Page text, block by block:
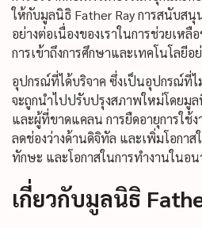
ให้กับมูลนิธิ Father Ray การสนับส
อย่างต่อเนื่องของเราในการช่วยเห
การเข้าถึงการศึกษาและเทคโนโลยีอ
อุปกรณ์ที่ได้บริจาค ซึ่งเป็นอุปกรณ์ที่ไ
จะถูกนำไปปรับปรุงสภาพใหม่โดยมู
และผู้ที่ขาดแคลน การยืดอายุการใช้
ลดช่องว่างด้านดิจิทัล และเพิ่มโอกา
ทักษะ และโอกาสในการทำงานในอ
เกี่ยวกับมูลนิธิ